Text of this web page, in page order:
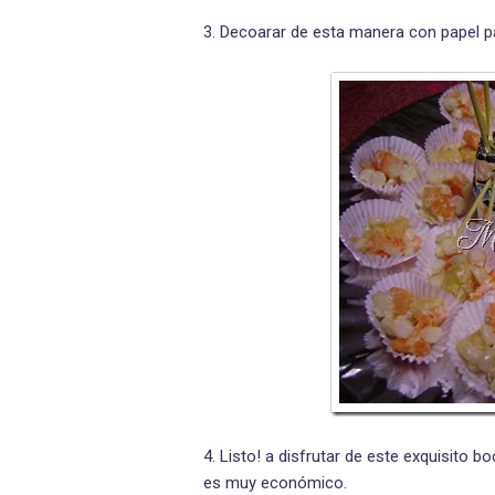
3. Decoarar de esta manera con papel
4. Listo! a disfrutar de este exquisito
es muy económico.